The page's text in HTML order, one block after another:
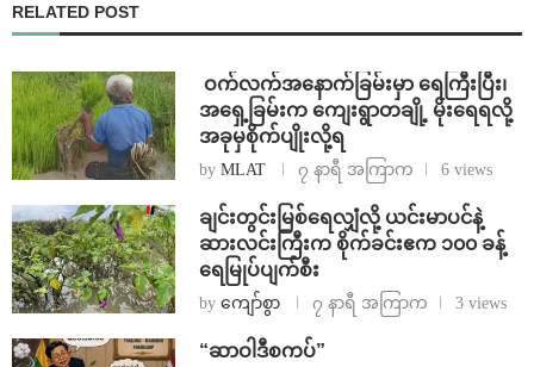
RELATED POST
⁩ ⁨ဝက်လက်အနောက်ခြမ်းမှာ ရေကြီးပြီး၊
အရှေ့ခြမ်းက ကျေးရွာတချို့ မိုးရေရလို့
အခုမှစိုက်ပျိုးလို့ရ
by MLAT ၇ နာရီ အကြာက 6 views
ချင်းတွင်းမြစ်ရေလျှံလို့ ယင်းမာပင်နဲ့
ဆားလင်းကြီးက စိုက်ခင်းဧက ၁၀၀ ခန့်
ရေမြုပ်ပျက်စီး
by ကျော်စွာ ၇ နာရီ အကြာက 3 views
“ဆာဝါဒီစကပ်”